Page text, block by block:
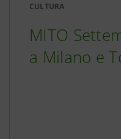
CULTURA
MITO
a Milano e